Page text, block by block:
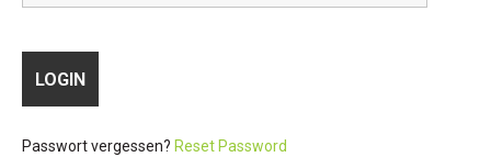
Passwort vergessen? Reset Password